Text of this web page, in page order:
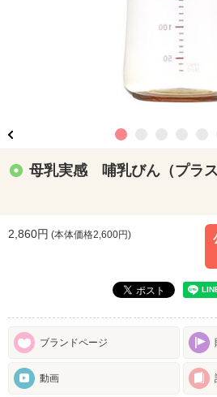
母乳実感 哺乳びん（プラ
2,860円 (本体価格2,600円)
ブランドページ
動画